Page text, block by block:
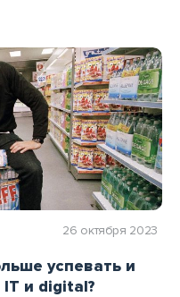
26 октября 2023
успевать и
и digital?